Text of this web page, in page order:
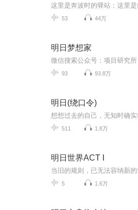
53 44万
明日梦想家
93 93.8万
明日(绕口令)
511 1.8万
明日世界ACT I
5 1.6万